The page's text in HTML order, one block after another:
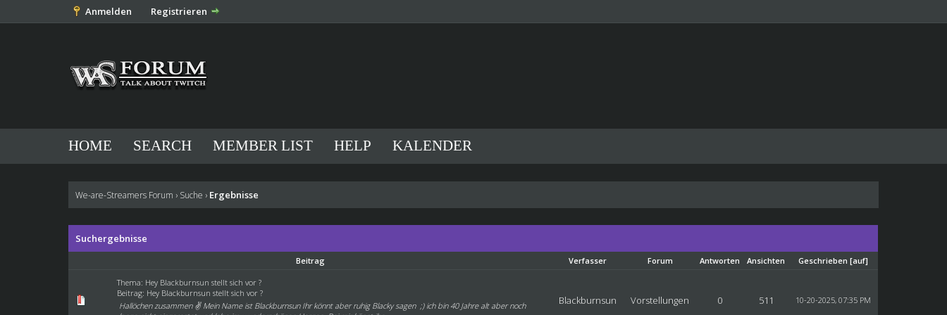
Anmelden Registrieren
HOME SEARCH MEMBER LIST HELP KALENDER
We-are-Streamers Forum › Suche › Ergebnisse
Suchergebnisse
Beitrag Verfasser Forum Antworten Ansichten Geschrieben [auf]
Thema: Hey Blackburnsun stellt sich vor ?
Beitrag: Hey Blackburnsun stellt sich vor ?
Hallöchen zusammen ✌️ Mein Name ist Blackburnsun Ihr könnt aber ruhig Blacky sagen ;) ich bin 40 Jahre alt aber noch
Blackburnsun Vorstellungen 0 511 10-20-2025, 07:35 PM